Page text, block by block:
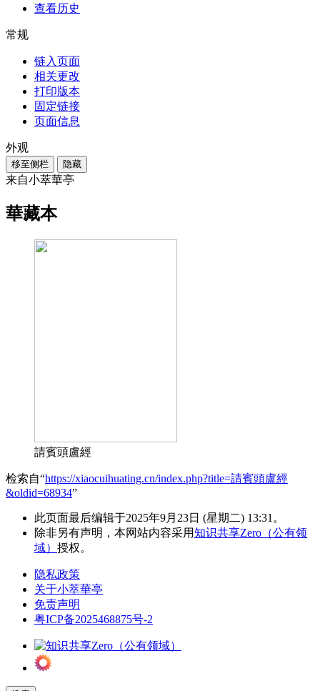
查看历史
常规
链入页面
相关更改
打印版本
固定链接
页面信息
外观
移至侧栏 隐藏
来自小萃華亭
華藏本
請賓頭盧經
检索自“https://xiaocuihuating.cn/index.php?title=請賓頭盧經
&oldid=68934”
此页面最后编辑于2025年9月23日 (星期二) 13:31。
除非另有声明，本网站内容采用知识共享Zero（公有领
域） 授权。
隐私政策
关于小萃華亭
免责声明
粤ICP备2025468875号-2